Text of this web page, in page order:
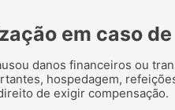
em caso
danos financeiros ou
hospedagem,
de exigir compensação.